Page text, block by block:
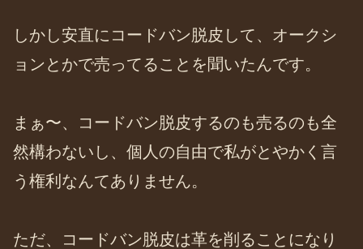
しかし安直にコードバン脱皮して、オークシ
ョンとかで売ってることを聞いたんです。
まぁ〜、コードバン脱皮するのも売るのも全
然構わないし、個人の自由で私がとやかく言
う権利なんてありません。
ただ、コードバン脱皮は革を削ることになり